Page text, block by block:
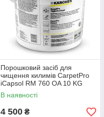
Порошковий засіб для
чищення килимів CarpetPro
iCapsol RM 760 OA 10 KG
В наявності
4 500 ₴